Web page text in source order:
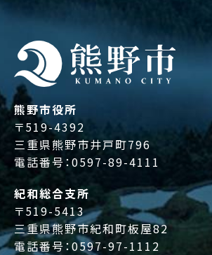
熊野市役所
〒519-4392
三重県熊野市井戸町796
電話番号：0597-89-4111
紀和総合支所
〒519-5413
三重県熊野市紀和町板屋82
電話番号：0597-97-1112